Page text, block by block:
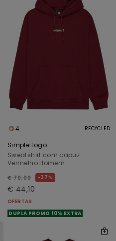
4 RECYCLED
Simple Logo
Sweatshirt com capuz
Vermelho Homem
€ 70,00 37%
€ 44,10
OFERTAS
DUPLA PROMO 10% EXTRA